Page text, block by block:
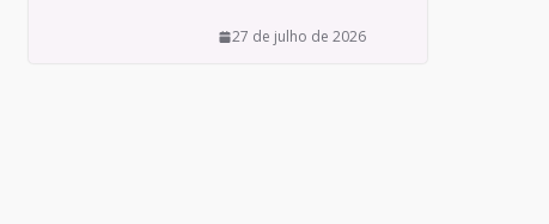
27 de julho de 2026